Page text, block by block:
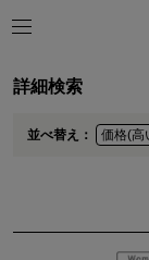
詳細検索
並べ替え：